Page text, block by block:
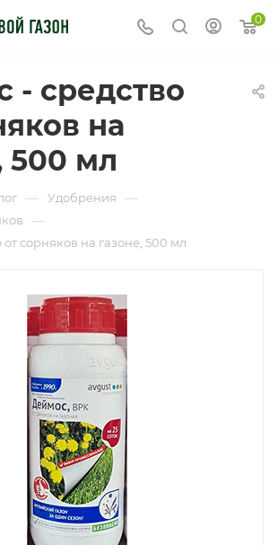
0
- средство
на
500 мл
— Удобрения —
—
сорняков на газоне, 500 мл